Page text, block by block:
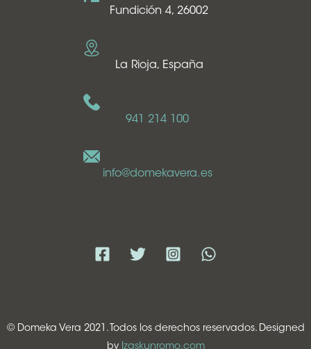
Fundición 4, 26002
La Rioja, España
941 214 100
info@domekavera.es
© Domeka Vera 2021. Todos los derechos reservados. Designed